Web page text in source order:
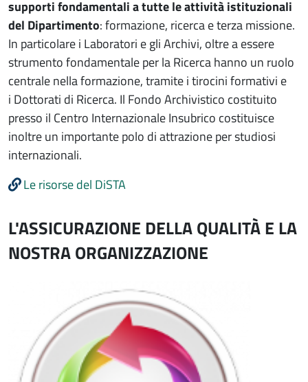
supporti fondamentali a tutte le attività istituzionali
del Dipartimento: formazione, ricerca e terza missione.
In particolare i Laboratori e gli Archivi, oltre a essere
strumento fondamentale per la Ricerca hanno un ruolo
centrale nella formazione, tramite i tirocini formativi e
i Dottorati di Ricerca. Il Fondo Archivistico costituito
presso il Centro Internazionale Insubrico costituisce
inoltre un importante polo di attrazione per studiosi
internazionali.
Le risorse del DiSTA
L'ASSICURAZIONE DELLA QUALITÀ E LA
NOSTRA ORGANIZZAZIONE